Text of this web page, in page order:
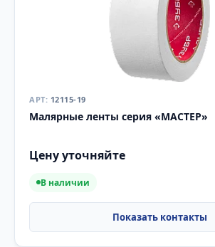
12115-19
Малярные ленты серия «МАСТЕР»
Цену уточняйте
В наличии